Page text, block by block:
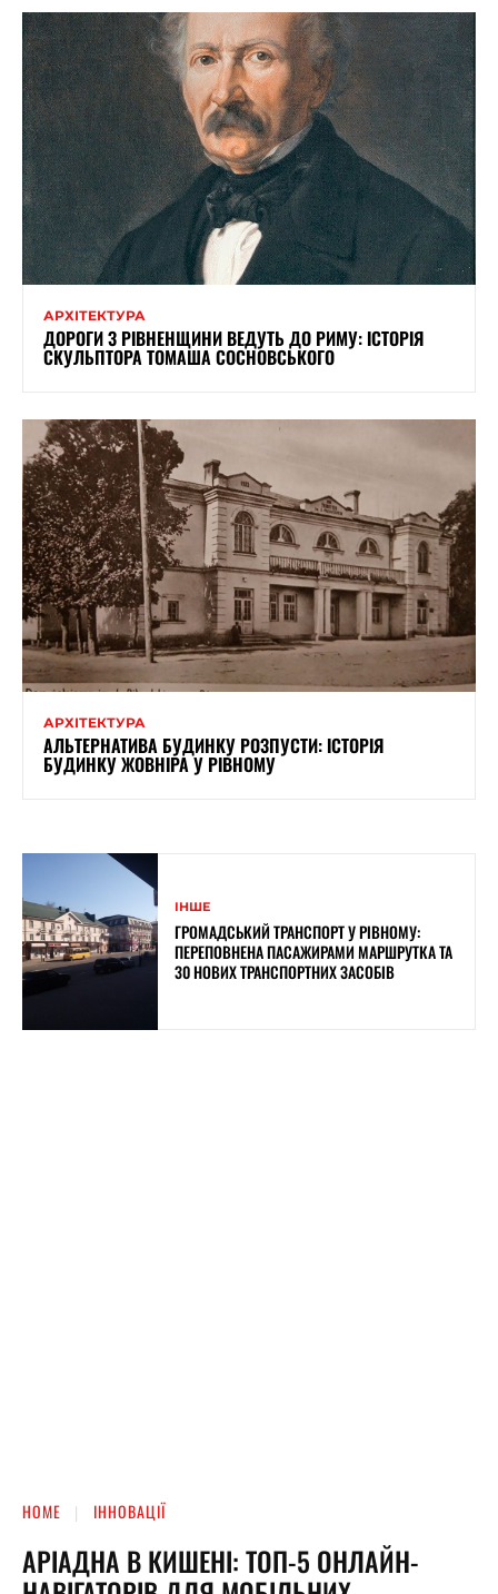
АРХІТЕКТУРА
ДОРОГИ З РІВНЕНЩИНИ ВЕДУТЬ ДО РИМУ: ІСТОРІЯ
СКУЛЬПТОРА ТОМАША СОСНОВСЬКОГО
АРХІТЕКТУРА
АЛЬТЕРНАТИВА БУДИНКУ РОЗПУСТИ: ІСТОРІЯ
БУДИНКУ ЖОВНІРА У РІВНОМУ
ІНШЕ
ГРОМАДСЬКИЙ ТРАНСПОРТ У РІВНОМУ:
ПЕРЕПОВНЕНА ПАСАЖИРАМИ МАРШРУТКА ТА
30 НОВИХ ТРАНСПОРТНИХ ЗАСОБІВ